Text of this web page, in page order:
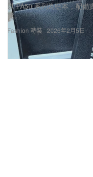
Fashion 時裝
以 PA50 系列為藍本，配
能。
2026年2月5日